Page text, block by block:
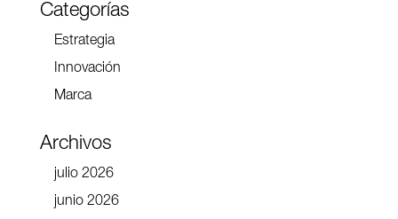
Categorías
Estrategia
Innovación
Marca
Archivos
julio 2026
junio 2026